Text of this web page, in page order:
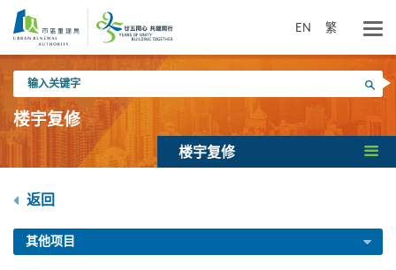
内
EN 繁
入
关
键
搜寻
楼宇复修
楼宇复修
返回
其他项目